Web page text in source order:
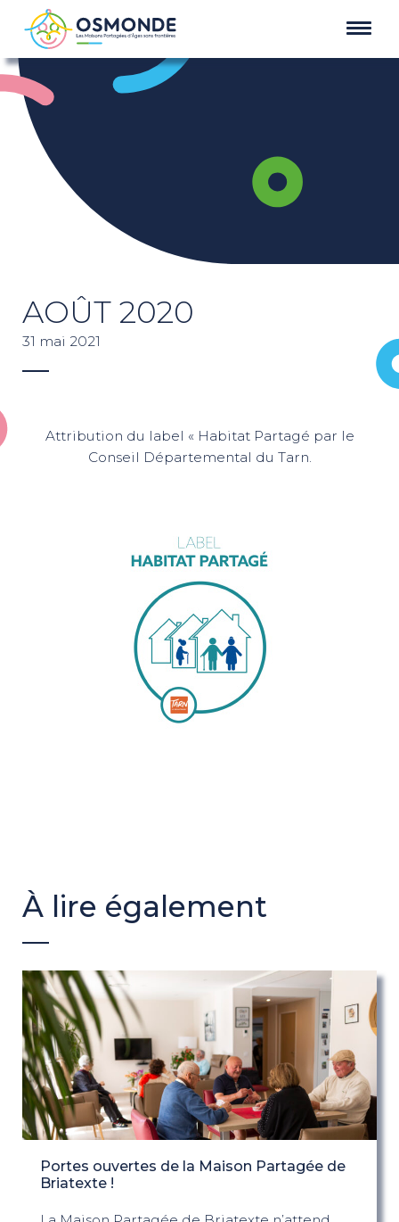
AOÛT 2020
31 mai 2021
Attribution du label « Habitat Partagé par le
Conseil Départemental du Tarn.
À lire également
Portes ouvertes de la Maison Partagée de
Briatexte !